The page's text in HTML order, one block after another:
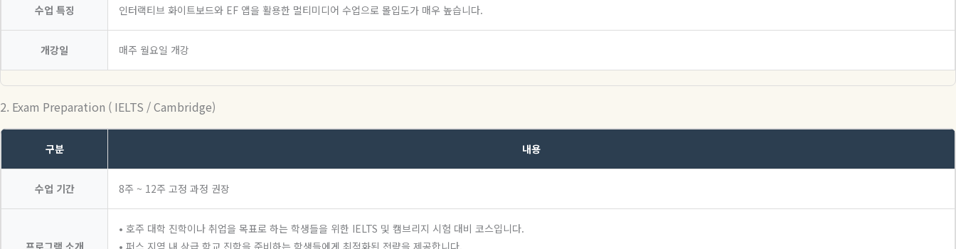
수업 특징 인터랙티브 화이트보드와 EF 앱을 활용한 멀티미디어 수업으로 몰입도가 매우 높습니다.
개강일 매주 월요일 개강
2. Exam Preparation ( IELTS / Cambridge)
구분 내용
수업 기간 8주 ~ 12주 고정 과정 권장
프로그램 소개
• 호주 대학 진학이나 취업을 목표로 하는 학생들을 위한 IELTS 및 캠브리지 시험 대비 코스입니다.
• 퍼스 지역 내 상급 학교 진학을 준비하는 학생들에게 최적화된 전략을 제공합니다.